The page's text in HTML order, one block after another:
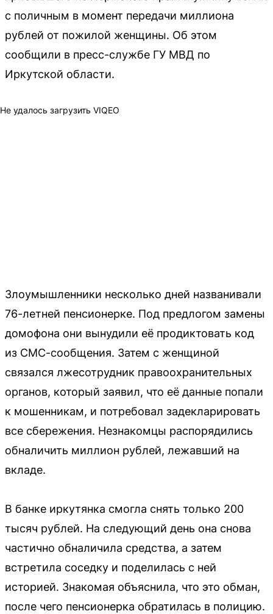
с поличным в момент передачи миллиона
рублей от пожилой женщины. Об этом
сообщили в пресс-службе ГУ МВД по
Иркутской области.
Не удалось загрузить VIQEO
Злоумышленники несколько дней названивали
76-летней пенсионерке. Под предлогом замены
домофона они вынудили её продиктовать код
из СМС-сообщения. Затем с женщиной
связался лжесотрудник правоохранительных
органов, который заявил, что её данные попали
к мошенникам, и потребовал задекларировать
все сбережения. Незнакомцы распорядились
обналичить миллион рублей, лежавший на
вкладе.
В банке иркутянка смогла снять только 200
тысяч рублей. На следующий день она снова
частично обналичила средства, а затем
встретила соседку и поделилась с ней
историей. Знакомая объяснила, что это обман,
после чего пенсионерка обратилась в полицию.